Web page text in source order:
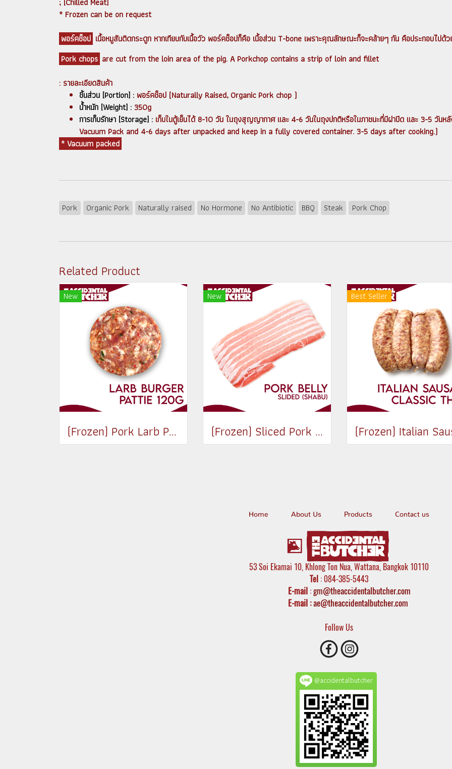
* Frozen can be on request
พอร์คช็อป เนื้อหมูสันติดกระดูก หากเทียบกับเนื้อวัว พอร์คช็อปก็คือ เนื้อส่วน T-bone เพราะคุณลักษณะก็จะคล้ายๆ กัน คือประกอบไปด้วย
Pork chops are cut from the loin area of the pig. A Porkchop contains a strip of loin and fillet
: รายละเอียดสินค้า
ชิ้นส่วน [Portion] : พอร์คช็อป (Naturally Raised, Organic Pork chop )
น้ำหนัก [Weight] : 350g
การเก็บรักษา [Storage] : เก็บในตู้เย็นได้ 8-10 วัน ในถุงสุญญากาศ และ 4-6 วันในถุงปกติหรือในภาชนะที่มีฝาปิด และ 3-5 วัน
Vacuum Pack and 4-6 days after unpacked and keep in a fully covered container. 3-5 days after cooking.)
* Vacuum packed
Pork Organic Pork Naturally raised No Hormone No Antibiotic BBQ Steak Pork Chop
Related Product
New
(Frozen) Pork Larb Pattie 120g
New
(Frozen) Sliced Pork Belly (Shabu) 250g
Best Seller
Home About Us Products Contact us
53 Soi Ekamai 10, Khlong Ton Nua, Wattana, Bangkok 10110
Tel : 084-385-5443
E-mail:gm@theaccidentalbutcher.com
E-mail :ae@theaccidentalbutcher.com
Follow Us
@accidentalbutcher